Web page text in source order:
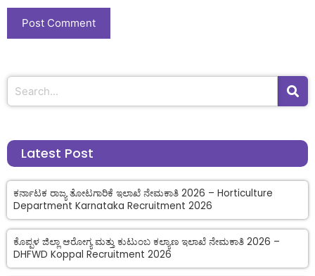
Latest Post
ಕರ್ನಾಟಕ ರಾಜ್ಯ ತೋಟಗಾರಿಕೆ ಇಲಾಖೆ ನೇಮಕಾತಿ 2026 – Horticulture
Department Karnataka Recruitment 2026
ಕೊಪ್ಪಳ ಜಿಲ್ಲಾ ಆರೋಗ್ಯ ಮತ್ತು ಕುಟುಂಬ ಕಲ್ಯಾಣ ಇಲಾಖೆ ನೇಮಕಾತಿ 2026 –
DHFWD Koppal Recruitment 2026